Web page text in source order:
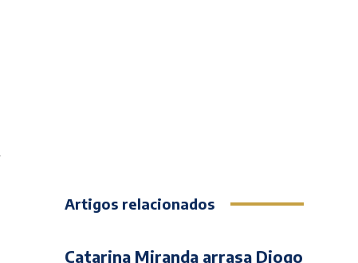
Artigos relacionados
Catarina Miranda arrasa Diogo